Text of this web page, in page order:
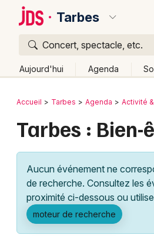
Tarbes
Concert, spectacle, etc.
Aujourd'hui Agenda
Publier un événement
Grands événements
Activité & Expérience
Manifestations
Bordeaux
Lille
Lyon
Marseille
Retour
Accueil Tarbes Agenda Activité
Tarbes : Bien-
Aucun événement ne
de recherche. Consultez les
proximité ci-dessous ou
moteur de recherche
Quoi ?
Où ?
Midi-Pyrénées
Partout Près
Quand ?
Ce week-